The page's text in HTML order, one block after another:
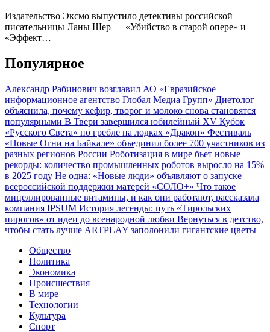
Издательство Эксмо выпустило детективы российской
писательницы Ланы Шер — «Убийство в старой опере» и
«Эффект…
Популярное
Александр Рабинович возглавил АО «Евразийское
информационное агентство Глобал Медиа Групп» Диетолог
объяснила, почему кефир, творог и молоко снова становятся
популярными В Твери завершился юбилейный XV Кубок
«Русского Света» по гребле на лодках «Дракон» Фестиваль
«Новые Огни на Байкале» объединил более 700 участников из
разных регионов России Роботизация в мире бьет новые
рекорды: количество промышленных роботов выросло на 15%
в 2025 году Не одна: «Новые люди» объявляют о запуске
всероссийской поддержки матерей «СОЛО+» Что такое
мицеллированные витамины, и как они работают, рассказала
компания IPSUM История легенды: путь «Тирольских
пирогов» от идеи до всенародной любви Вернуться в детство,
чтобы стать лучше ARTPLAY заполонили гигантские цветы
Общество
Политика
Экономика
Происшествия
В мире
Технологии
Культура
Спорт